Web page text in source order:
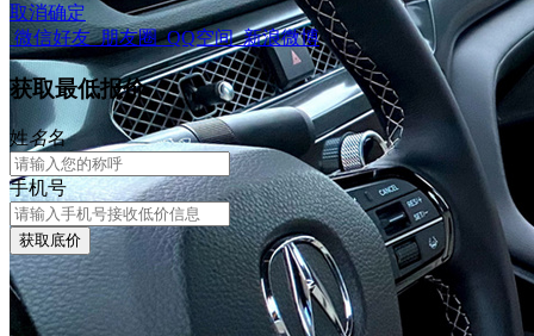
取消确定
微信好友 朋友圈 QQ空间 新浪微博
获取最低报价
姓名名
手机号
获取底价